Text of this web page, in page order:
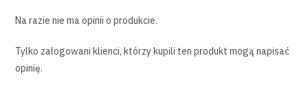
Na razie nie ma opinii o produkcie.
Tylko zalogowani klienci, którzy kupili ten produkt mogą napisać
opinię.